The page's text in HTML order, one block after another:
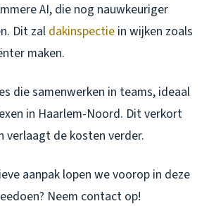
AI, die nog nauwkeuriger
Dit zal dakinspectie in wijken zoals
maken.
die samenwerken in teams, ideaal
in Haarlem-Noord. Dit verkort
verlaagt de kosten verder.
aanpak lopen we voorop in deze
Neem contact op!